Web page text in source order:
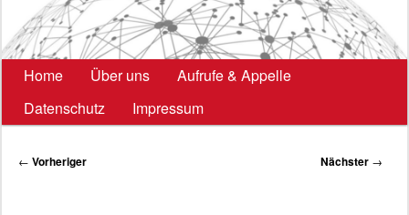
Hauptmenü
Home Über uns
Aufrufe & Appelle
Datenschutz
Impressum
Beitragsnavigation
← Vorheriger Nächster →